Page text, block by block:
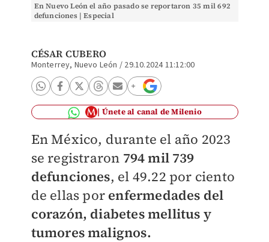
En Nuevo León el año pasado se reportaron 35 mil 692
defunciones | Especial
CÉSAR CUBERO
Monterrey, Nuevo León / 29.10.2024 11:12:00
Únete al canal de Milenio
En México, durante el año 2023
se registraron 794 mil 739
defunciones, el 49.22 por ciento
de ellas por enfermedades del
corazón, diabetes mellitus y
tumores malignos.